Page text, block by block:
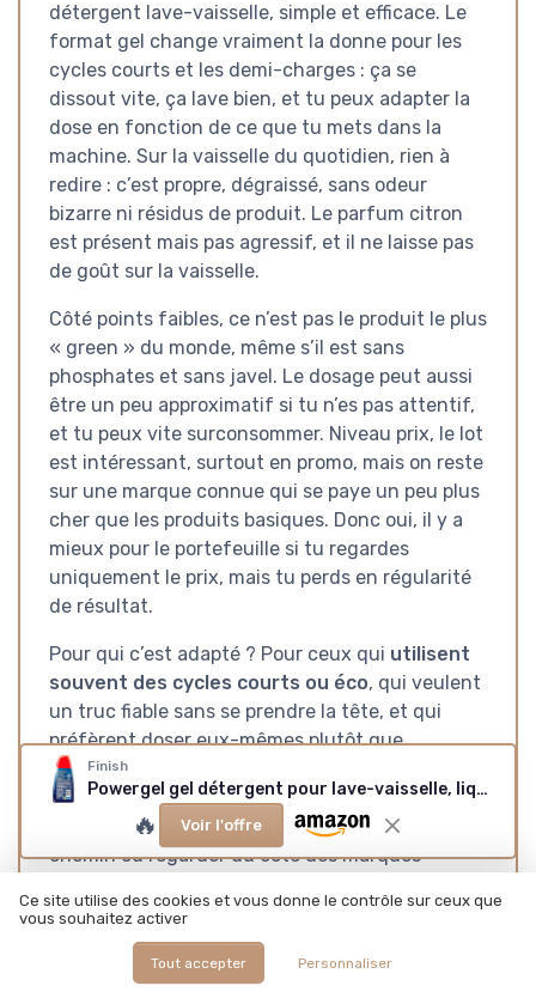
détergent lave-vaisselle, simple et efficace. Le
format gel change vraiment la donne pour les
cycles courts et les demi-charges : ça se
dissout vite, ça lave bien, et tu peux adapter la
dose en fonction de ce que tu mets dans la
machine. Sur la vaisselle du quotidien, rien à
redire : c’est propre, dégraissé, sans odeur
bizarre ni résidus de produit. Le parfum citron
est présent mais pas agressif, et il ne laisse pas
de goût sur la vaisselle.
Côté points faibles, ce n’est pas le produit le plus
« green » du monde, même s’il est sans
phosphates et sans javel. Le dosage peut aussi
être un peu approximatif si tu n’es pas attentif,
et tu peux vite surconsommer. Niveau prix, le lot
est intéressant, surtout en promo, mais on reste
sur une marque connue qui se paye un peu plus
cher que les produits basiques. Donc oui, il y a
mieux pour le portefeuille si tu regardes
uniquement le prix, mais tu perds en régularité
de résultat.
Pour qui c’est adapté ? Pour ceux qui utilisent
souvent des cycles courts ou éco, qui veulent
un truc fiable sans se prendre la tête, et qui
préfèrent doser eux-mêmes plutôt que
dépendre de pastilles. Si tu es très pointilleux
sur la composition ultra naturelle ou que tu
veux le moins cher possible, tu peux passer ton
chemin ou regarder du côté des marques
que la vaisselle sorte propre à chaque fois, ce
Finish Powergel fait clairement le job.
Finish
Powergel gel détergent pour lave-vaisselle, liquide, multi-actions, pouvoir dégraissant, citron, 120 lavages, 4 confections de 30 lavages Citron 600 ml (Lot de 4)
🔥 Voir l'offre
Ce site utilise des cookies et vous donne le contrôle sur ceux que
vous souhaitez activer
Tout accepter Personnaliser